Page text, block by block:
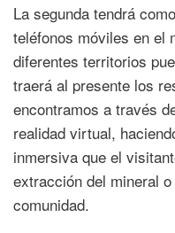
La segunda tendrá
teléfonos móviles en el
diferentes territorios
traerá al presente los
encontramos a través
realidad virtual,
inmersiva que el
extracción del mineral
comunidad.